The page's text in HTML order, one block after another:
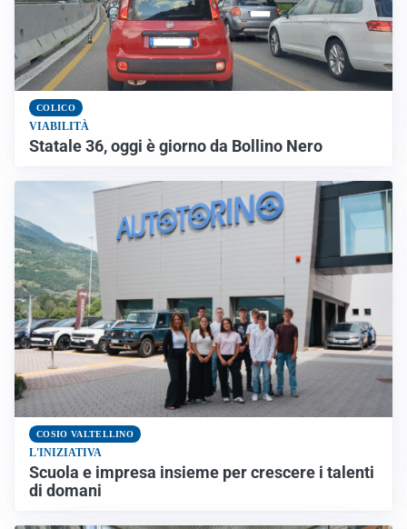
COLICO
VIABILITÀ
Statale 36, oggi è giorno da Bollino Nero
COSIO VALTELLINO
L'INIZIATIVA
Scuola e impresa insieme per crescere i talenti
di domani